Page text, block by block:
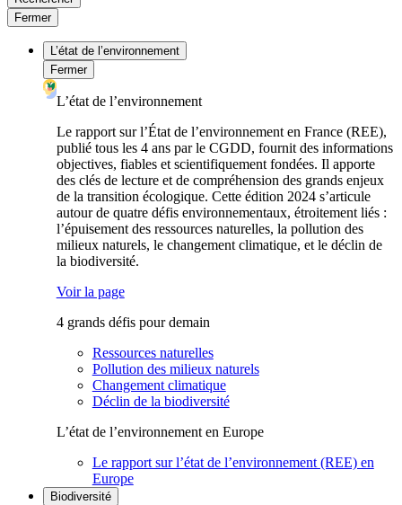
Fermer
L’état de l’environnement
Fermer
L’état de l’environnement
Le rapport sur l’État de l’environnement en France (REE),
publié tous les 4 ans par le CGDD, fournit des informations
objectives, fiables et scientifiquement fondées. Il apporte
des clés de lecture et de compréhension des grands enjeux
de la transition écologique. Cette édition 2024 s’articule
autour de quatre défis environnementaux, étroitement liés :
l’épuisement des ressources naturelles, la pollution des
milieux naturels, le changement climatique, et le déclin de
la biodiversité.
Voir la page
4 grands défis pour demain
Ressources naturelles
Pollution des milieux naturels
Changement climatique
Déclin de la biodiversité
L’état de l’environnement en Europe
Le rapport sur l’état de l’environnement (REE) en
Europe
Biodiversité